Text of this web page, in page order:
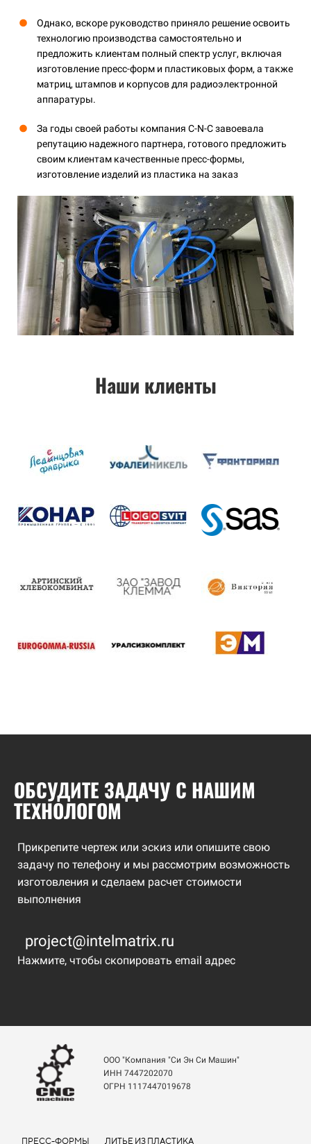
Однако, вскоре руководство приняло решение освоить
технологию производства самостоятельно и
предложить клиентам полный спектр услуг, включая
изготовление пресс-форм и пластиковых форм, а также
матриц, штампов и корпусов для радиоэлектронной
аппаратуры.
За годы своей работы компания C-N-C завоевала
репутацию надежного партнера, готового предложить
своим клиентам качественные пресс-формы,
изготовление изделий из пластика на заказ
Наши клиенты
ОБСУДИТЕ ЗАДАЧУ С НАШИМ
ТЕХНОЛОГОМ
Прикрепите чертеж или эскиз или опишите свою
задачу по телефону и мы рассмотрим возможность
изготовления и сделаем расчет стоимости
выполнения
project@intelmatrix.ru
Нажмите, чтобы скопировать email адрес
ООО "Компания "Си Эн Си Машин"
ИНН 7447202070
ОГРН 1117447019678
ПРЕСС-ФОРМЫ ЛИТЬЕ ИЗ ПЛАСТИКА